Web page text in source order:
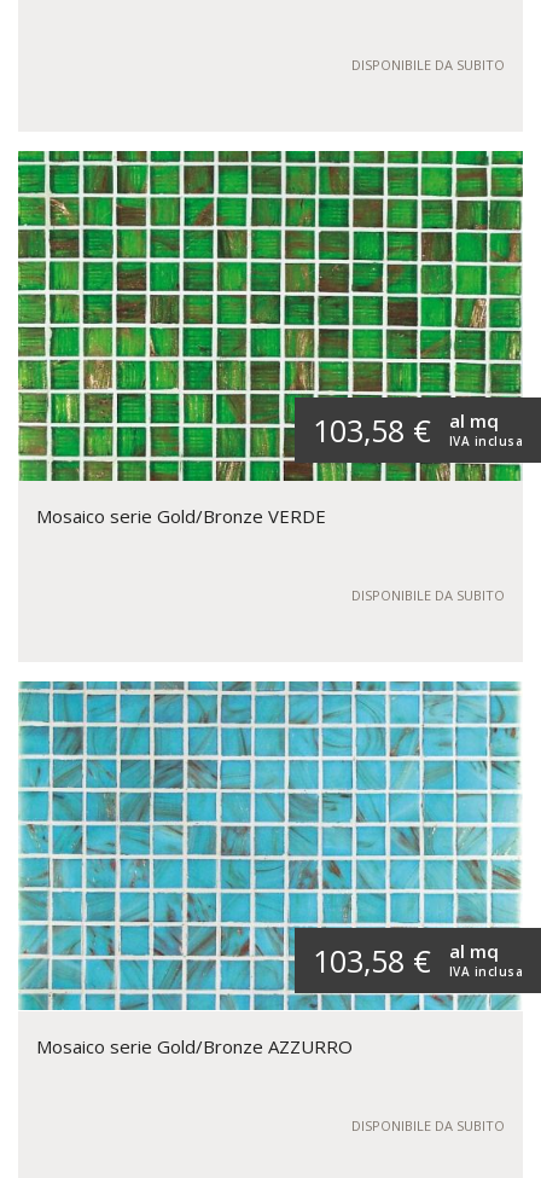
DISPONIBILE DA SUBITO
103,58 € IVA inclusa
al mq
Mosaico serie Gold/Bronze VERDE
DISPONIBILE DA SUBITO
103,58 € IVA inclusa
al mq
Mosaico serie Gold/Bronze AZZURRO
DISPONIBILE DA SUBITO